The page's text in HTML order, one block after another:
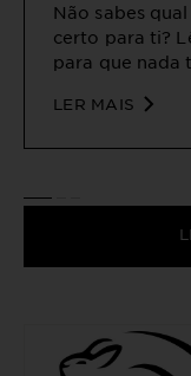
Não sabes
certo para ti?
para que nada
LER MAIS
SLIDE 1
SLIDE 2
SLIDE 3